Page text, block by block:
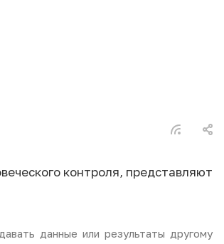
контроля, представляют
данные или результаты другому